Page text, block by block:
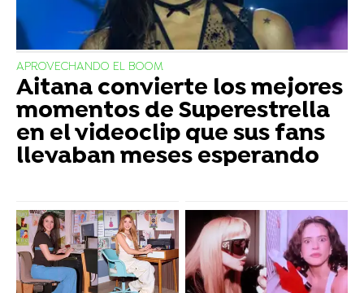
APROVECHANDO EL BOOM
Aitana convierte los mejores
momentos de Superestrella
en el videoclip que sus fans
llevaban meses esperando